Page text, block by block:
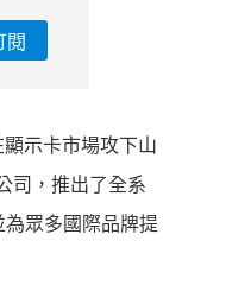
閱
示卡市場攻下山
司，推出了全系
眾多國際品牌提